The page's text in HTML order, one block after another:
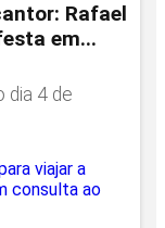
Rafael
em...
dia 4 de